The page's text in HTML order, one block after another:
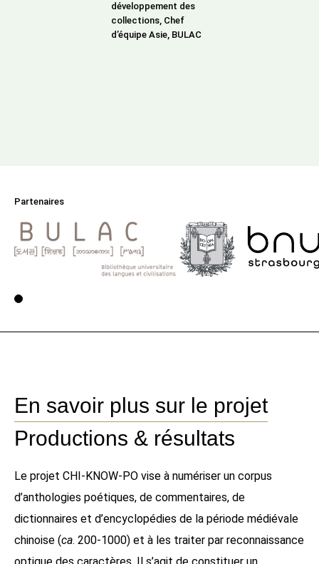
développement des
collections, Chef
d’équipe Asie, BULAC
Partenaires
Voir la page 1
En savoir plus sur le projet
Productions & résultats
Le projet CHI-KNOW-PO vise à numériser un corpus
d’anthologies poétiques, de commentaires, de
dictionnaires et d’encyclopédies de la période médiévale
chinoise (ca. 200-1000) et à les traiter par reconnaissance